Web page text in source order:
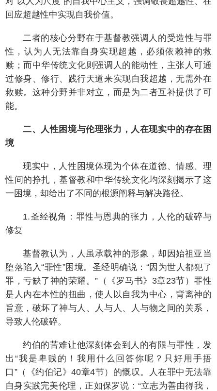
回应超越性中实现自我价值。
二者的核心分野在于基督教强调人的受造性与罪
性，认为人无法靠自身实现超越，必须依赖神的救
赎；而中华传统文化则强调人的能动性，主张人可通
过修身、修行、践行天道来实现自我超越，无需外在
救赎。这种分野并非对立，而是为二者互补提供了可
能。
二、人性困境与伦理张力，人在现实中的存在困
境
现实中，人性困境体现为个体在道德、情感、理
性间的挣扎，基督教和中华传统文化均深刻揭示了这
一困境，却给出了不同的根源阐释与解决路径。
1.圣经视角：罪性与恩典的张力，人伦的破碎与
修复
基督教认为，人虽承载神的形象，却因始祖亚当
堕落陷入“罪性”困境。圣经明确说：“因为世人都犯了
罪，亏缺了神的荣耀。”（《罗马书》3章23节）罪性
是人内在本性的扭曲，使人以自我为中心，背离神的
旨意，破坏了神与人、人与人、人与物之间的关系，
导致人伦破碎。
约伯的苦难让他深刻体会到人的有限与罪性，发
出“我是卑贱的！我用什么回答你呢？只好用手捂
口”（《约伯记》40章4节）的慨叹。人在罪中无法靠
自身实践完美伦理，正如保罗说：“立志为善由得我，